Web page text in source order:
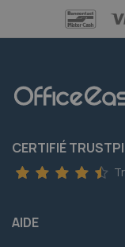
CERTIFIÉ
AIDE